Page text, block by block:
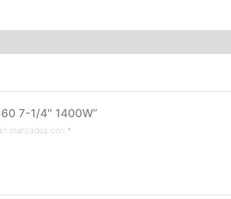
7-1/4″ 1400W”
marcados con *